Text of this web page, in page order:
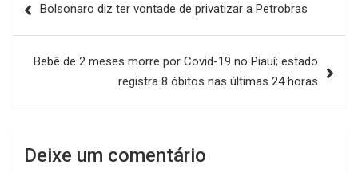
de
Bolsonaro diz ter vontade de privatizar a Petrobras
Bebê de 2 meses morre por Covid-19 no Piauí; estado
registra 8 óbitos nas últimas 24 horas
Deixe um comentário